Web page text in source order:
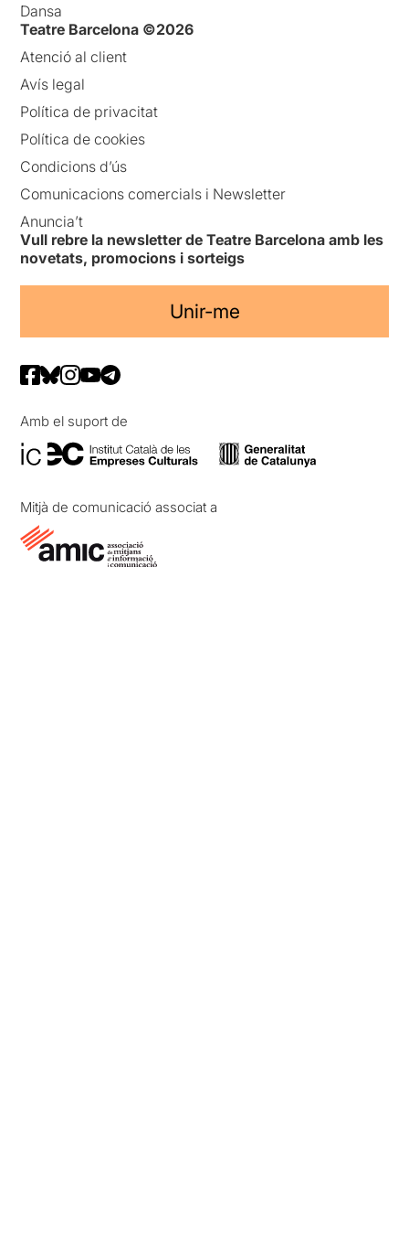
Dansa
Teatre Barcelona ©2026
Atenció al client
Avís legal
Política de privacitat
Política de cookies
Condicions d’ús
Comunicacions comercials i Newsletter
Anuncia’t
Vull rebre la newsletter de Teatre Barcelona amb les
novetats, promocions i sorteigs
Unir-me
Amb el suport de
Mitjà de comunicació associat a